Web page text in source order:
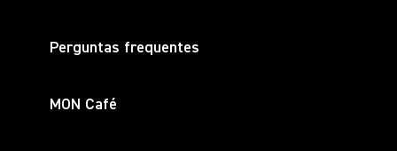
Perguntas frequentes
MON Café